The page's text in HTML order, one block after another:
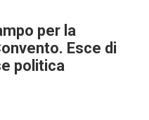
per la
Esce di
politica